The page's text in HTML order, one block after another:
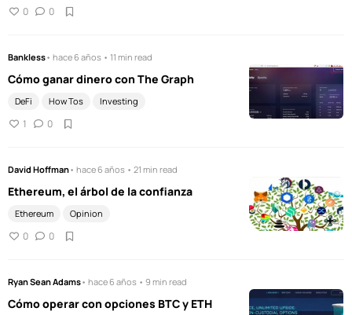
0 0
Bankless• hace 6 años • 11 min read
Cómo ganar dinero con The Graph
DeFi How Tos Investing
1 0
David Hoffman• hace 6 años • 21 min read
Ethereum, el árbol de la confianza
Ethereum Opinion
0 0
Ryan Sean Adams• hace 6 años • 9 min read
Cómo operar con opciones BTC y ETH